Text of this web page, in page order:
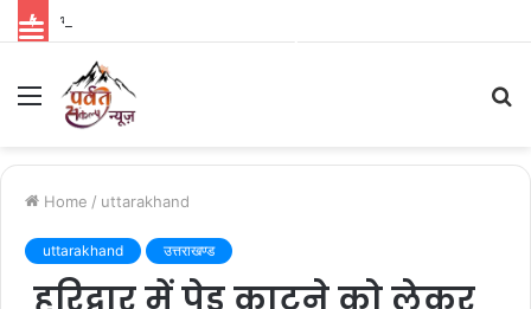
Menu
Home / uttarakhand
uttarakhand उत्तराखण्ड